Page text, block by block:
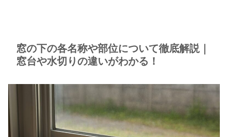
窓の下の各名称や部位について徹底解説｜
窓台や水切りの違いがわかる！